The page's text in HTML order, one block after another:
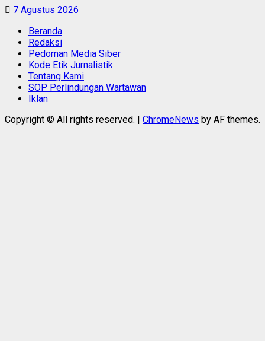
7 Agustus 2026
Beranda
Redaksi
Pedoman Media Siber
Kode Etik Jurnalistik
Tentang Kami
SOP Perlindungan Wartawan
Iklan
Copyright © All rights reserved. | ChromeNews by AF themes.